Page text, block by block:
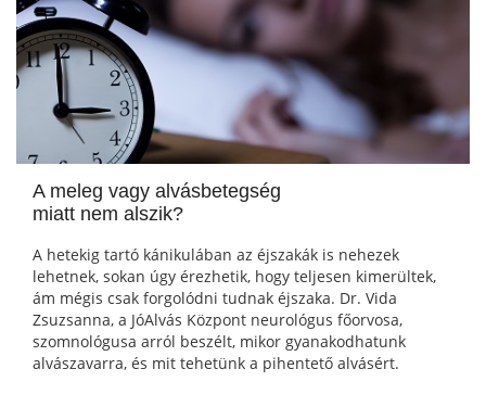
A meleg vagy alvásbetegség
miatt nem alszik?
A hetekig tartó kánikulában az éjszakák is nehezek
lehetnek, sokan úgy érezhetik, hogy teljesen kimerültek,
ám mégis csak forgolódni tudnak éjszaka. Dr. Vida
Zsuzsanna, a JóAlvás Központ neurológus főorvosa,
szomnológusa arról beszélt, mikor gyanakodhatunk
alvászavarra, és mit tehetünk a pihentető alvásért.